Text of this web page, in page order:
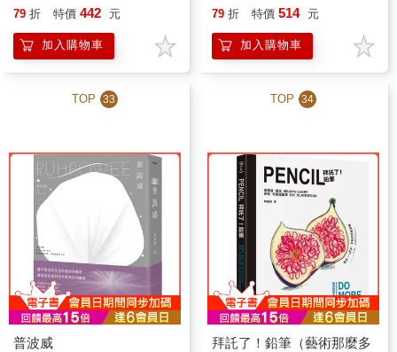
79 折 特價 442 元
加入購物車
79 折 特價 514 元
加入購物車
TOP 33
普波威
TOP 34
拜託了！鉛筆（藝術那麼多